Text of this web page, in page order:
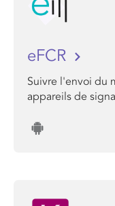
eFCR
Suivre l'envoi du
appareils de